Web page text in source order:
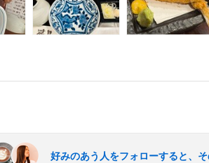
好みのあう人をフォローすると、